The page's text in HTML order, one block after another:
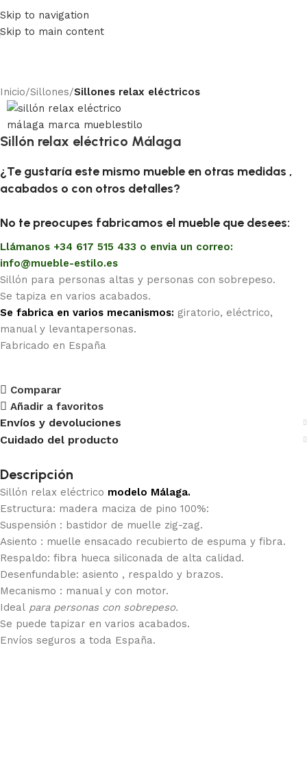
Skip to navigation
Skip to main content
Inicio Sillones Sillones relax eléctricos
Sillón relax eléctrico Málaga
¿Te gustaría este mismo mueble en otras medidas ,
acabados o con otros detalles?
No te preocupes fabricamos el mueble que desees:
Llámanos +34 617 515 433 o envia un correo:
info@mueble-estilo.es
Sillón para personas altas y personas con sobrepeso.
Se tapiza en varios acabados.
Se fabrica en varios mecanismos: giratorio, eléctrico,
manual y levantapersonas.
Fabricado en España
Comparar
Añadir a favoritos
Envíos y devoluciones
Cuidado del producto
Descripción
Sillón relax eléctrico modelo Málaga.
Estructura: madera maciza de pino 100%:
Suspensión : bastidor de muelle zig-zag.
Asiento : muelle ensacado recubierto de espuma y fibra.
Respaldo: fibra hueca siliconada de alta calidad.
Desenfundable: asiento , respaldo y brazos.
Mecanismo : manual y con motor.
Ideal para personas con sobrepeso.
Se puede tapizar en varios acabados.
Envíos seguros a toda España.